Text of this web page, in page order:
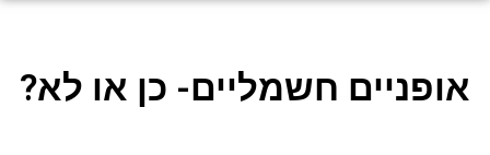
אופניים חשמליים- כן או לא?